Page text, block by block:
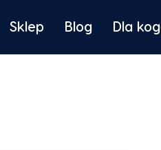
Sklep Blog Dla